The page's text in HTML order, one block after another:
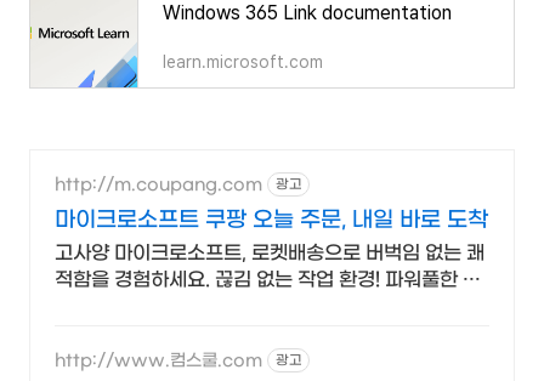
Windows 365 Link documentation
learn.microsoft.com
http://m.coupang.com 광고
마이크로소프트 쿠팡 오늘 주문, 내일 바로 도착
고사양 마이크로소프트, 로켓배송으로 버벅임 없는 쾌
적함을 경험하세요. 끊김 없는 작업 환경! 파워풀한 노
http://www.컴스쿨.com 광고